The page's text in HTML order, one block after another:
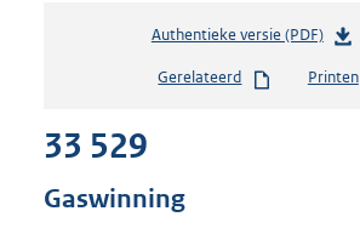
Authentieke versie (PDF)b
s
Gerelateerd Printen
33 529
Gaswinning